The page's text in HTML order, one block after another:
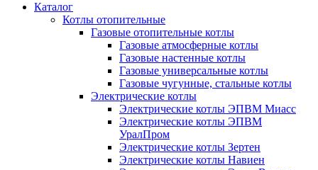
Каталог
Котлы отопительные
Газовые отопительные котлы
Газовые атмосферные котлы
Газовые настенные котлы
Газовые универсальные котлы
Газовые чугунные, стальные котлы
Электрические котлы
Электрические котлы ЭПВМ Миасс
Электрические котлы ЭПВМ
УралПром
Электрические котлы Зертен
Электрические котлы Навиен